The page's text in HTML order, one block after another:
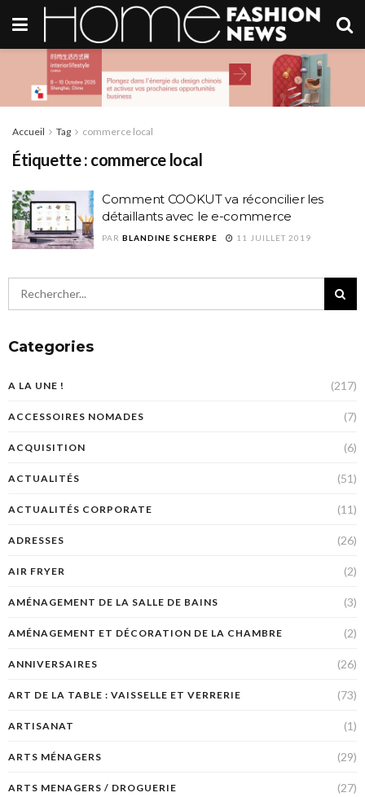
Accueil Tag commerce local
Étiquette : commerce local
Comment COOKUT va réconcilier les
détaillants avec le e-commerce
PAR BLANDINE SCHERPE 11 JUILLET 2019
Categories
A LA UNE ! (217)
ACCESSOIRES NOMADES (7)
ACQUISITION (6)
ACTUALITÉS (51)
ACTUALITÉS CORPORATE (11)
ADRESSES (26)
AIR FRYER (2)
AMÉNAGEMENT DE LA SALLE DE BAINS (3)
AMÉNAGEMENT ET DÉCORATION DE LA CHAMBRE (2)
ANNIVERSAIRES (26)
ART DE LA TABLE : VAISSELLE ET VERRERIE (73)
ARTISANAT (1)
ARTS MÉNAGERS (29)
ARTS MENAGERS / DROGUERIE (27)